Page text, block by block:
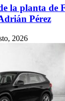
la planta de
Pérez
2026